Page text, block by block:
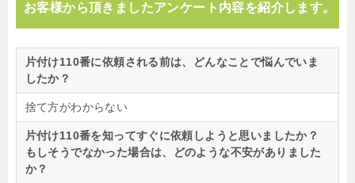
お客様から頂きましたアンケート内容を紹介します。
片付け110番に依頼される前は、どんなことで悩んでいま
したか？
捨て方がわからない
片付け110番を知ってすぐに依頼しようと思いましたか？
もしそうでなかった場合は、どのような不安がありました
か？